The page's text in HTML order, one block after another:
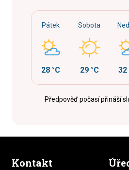
Pátek
28 °C
Sobota
29 °C 32
Předpověď počasí přináší
Kontakt